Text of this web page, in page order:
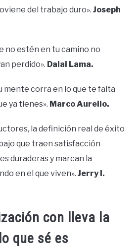
del trabajo duro». Joseph
no estén en tu camino no
perdido». Dalai Lama.
mente corra en lo que te falta
ya tienes». Marco Aurelio.
la definición real de éxito
que traen satisfacción
duraderas y marcan la
en el que viven». Jerry I.
con lleva la
que sé es